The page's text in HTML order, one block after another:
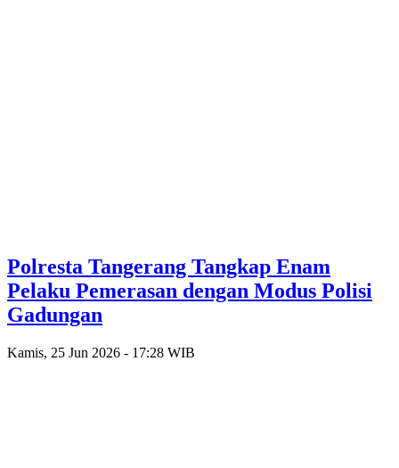
Polresta Tangerang Tangkap Enam
Pelaku Pemerasan dengan Modus Polisi
Gadungan
Kamis, 25 Jun 2026 - 17:28 WIB